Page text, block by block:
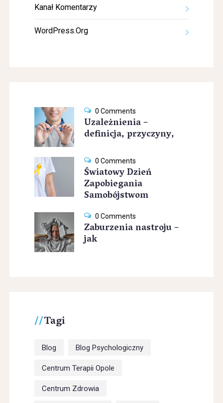
Kanał Komentarzy
WordPress.org
0 Comments
Uzależnienia –
definicja, przyczyny,
0 Comments
Światowy Dzień
Zapobiegania
Samobójstwom
0 Comments
Zaburzenia nastroju –
jak
Tagi
Blog Blog Psychologiczny
Centrum Terapii Opole
Centrum Zdrowia